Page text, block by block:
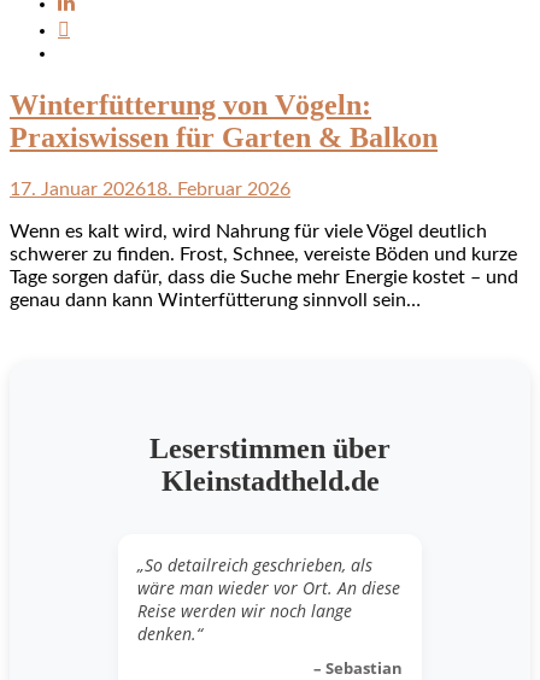
Winterfütterung von Vögeln:
Praxiswissen für Garten & Balkon
17. Januar 202618. Februar 2026
Wenn es kalt wird, wird Nahrung für viele Vögel deutlich
schwerer zu finden. Frost, Schnee, vereiste Böden und kurze
Tage sorgen dafür, dass die Suche mehr Energie kostet – und
genau dann kann Winterfütterung sinnvoll sein…
Leserstimmen über
Kleinstadtheld.de
„So detailreich geschrieben, als
wäre man wieder vor Ort. An diese
Reise werden wir noch lange
denken.“
– Sebastian